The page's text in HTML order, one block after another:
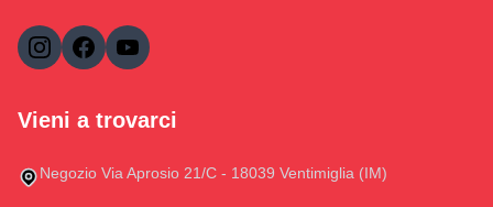
Vieni a trovarci
Negozio Via Aprosio 21/C - 18039 Ventimiglia (IM)